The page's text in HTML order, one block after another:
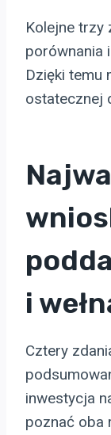
Kolejne trzy
porównania
Dzięki temu
ostatecznej
i
Cztery
inwestycja
poznać oba